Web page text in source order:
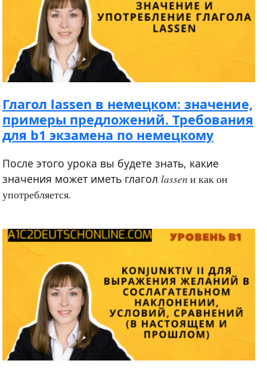
Глагол lassen в немецком: значение,
примеры предложений. Требования
для b1 экзамена по немецкому
После этого урока вы будете знать, какие
значения может иметь глагол lassen и как он
употребляется.